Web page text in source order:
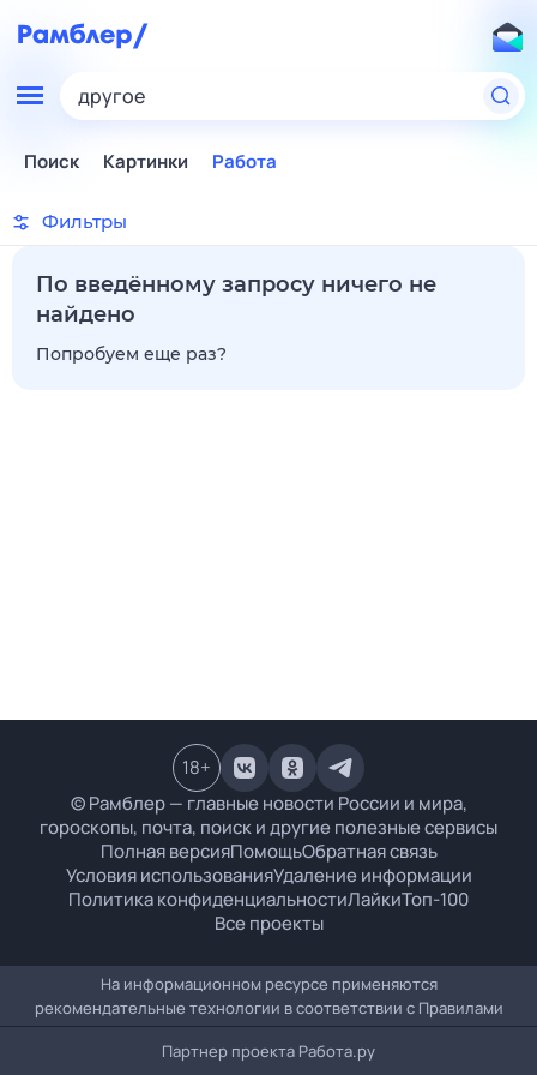
другое
Поиск Картинки Работа
Фильтры
По введённому запросу ничего не
найдено
Попробуем еще раз?
© Рамблер — главные новости России и мира,
гороскопы, почта, поиск и другие полезные сервисы
Полная версияПомощьОбратная связь
Условия использованияУдаление информации
Политика конфиденциальностиЛайкиТоп-100
Все проекты
18+
На информационном ресурсе применяются
рекомендательные технологии в соответствии с Правилами
Партнер проекта Работа.ру